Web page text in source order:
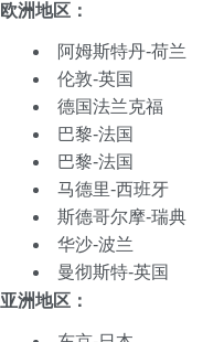
欧洲地区：
阿姆斯特丹-荷兰
伦敦-英国
德国法兰克福
巴黎-法国
巴黎-法国
马德里-西班牙
斯德哥尔摩-瑞典
华沙-波兰
曼彻斯特-英国
亚洲地区：